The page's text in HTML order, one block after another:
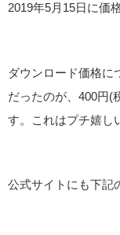
2019年5月15日に価
ダウンロード価格に
だったのが、400円(
す。これはプチ嬉し
公式サイトにも下記